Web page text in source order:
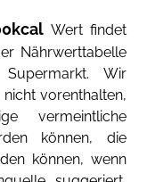
Wert findet
Nährwerttabelle
Wir
vorenthalten,
vermeintliche
können, die
können, wenn